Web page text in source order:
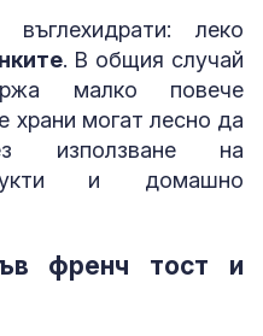
леко
. В общия случай
малко повече
храни могат лесно да
използване на
и домашно
френч тост и